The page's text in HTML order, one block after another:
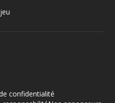
confidentialité